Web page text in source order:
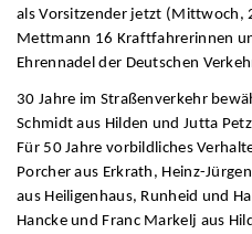
als Vorsitzender jetzt (Mittwoch,
Mettmann 16 Kraftfahrerinnen
Ehrennadel der Deutschen
30 Jahre im Straßenverkehr
Schmidt aus Hilden und Jutta
Für 50 Jahre vorbildliches
Porcher aus Erkrath, Heinz-
aus Heiligenhaus, Runheid und
Hancke und Franc Markelj aus